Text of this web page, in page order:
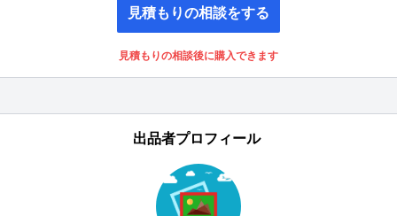
見積もりの相談をする
見積もりの相談後に購入できます
出品者プロフィール